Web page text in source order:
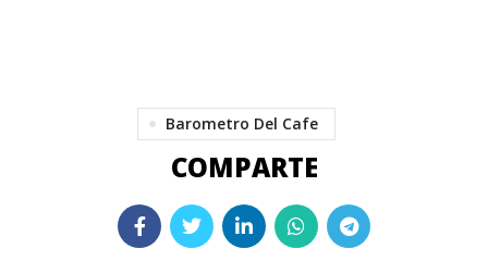
Barometro Del Cafe